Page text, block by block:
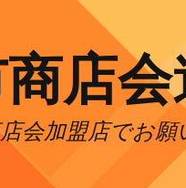
店
会加盟店でお願